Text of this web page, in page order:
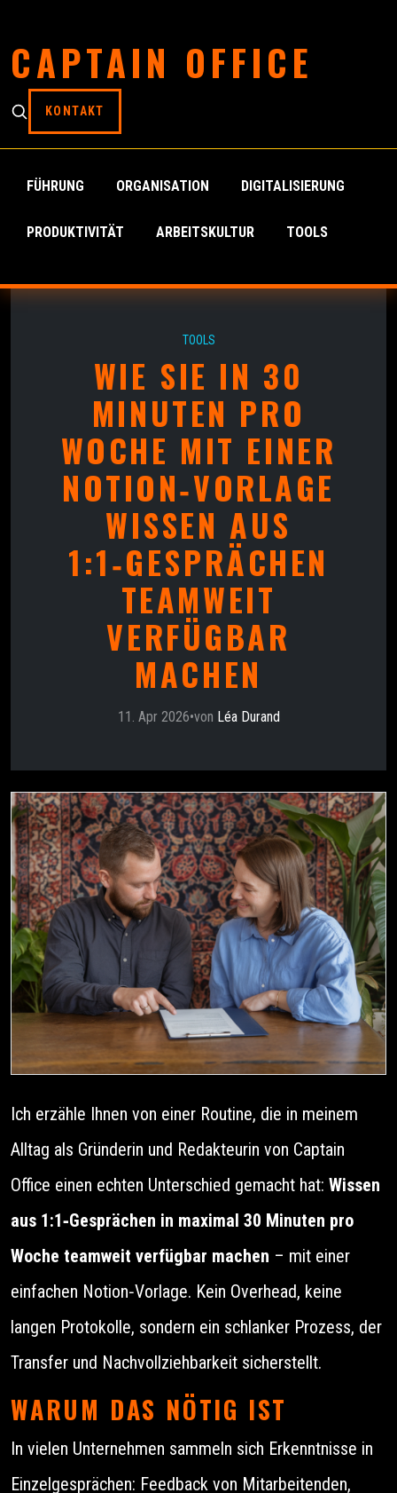
CAPTAIN OFFICE
KONTAKT
FÜHRUNG ORGANISATION DIGITALISIERUNG
PRODUKTIVITÄT ARBEITSKULTUR TOOLS
TOOLS
WIE SIE IN 30
MINUTEN PRO
WOCHE MIT EINER
NOTION‑VORLAGE
WISSEN AUS
1:1‑GESPRÄCHEN
TEAMWEIT
VERFÜGBAR
MACHEN
11. Apr 2026•von Léa Durand
Ich erzähle Ihnen von einer Routine, die in meinem
Alltag als Gründerin und Redakteurin von Captain
Office einen echten Unterschied gemacht hat: Wissen
aus 1:1‑Gesprächen in maximal 30 Minuten pro
Woche teamweit verfügbar machen – mit einer
einfachen Notion‑Vorlage. Kein Overhead, keine
langen Protokolle, sondern ein schlanker Prozess, der
Transfer und Nachvollziehbarkeit sicherstellt.
WARUM DAS NÖTIG IST
In vielen Unternehmen sammeln sich Erkenntnisse in
Einzelgesprächen: Feedback von Mitarbeitenden,